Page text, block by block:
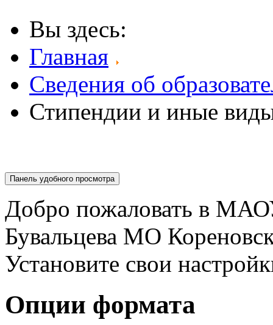
Вы здесь:
Главная
Сведения об
Стипендии и иные
Панель удобного просмотра
Добро пожаловать в
Бувальцева МО
Установите свои
Опции формата